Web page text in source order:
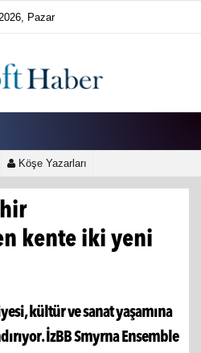
Pazar
Köşe Yazarları
kente iki yeni
kültür ve sanat yaşamına
İzBB Smyrna Ensemble